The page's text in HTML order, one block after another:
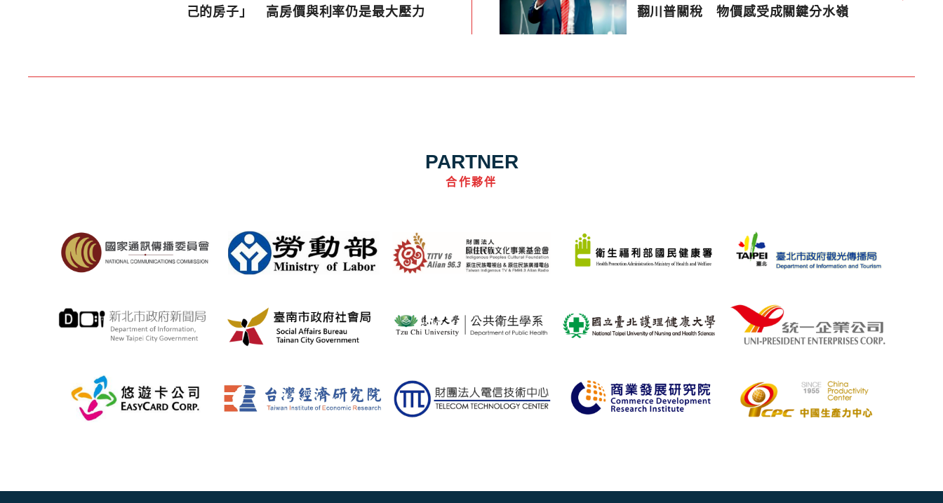
己的房子」 高房價與利率仍是最大壓力
翻川普關稅 物價感受成關鍵分水嶺
PARTNER
合作夥伴